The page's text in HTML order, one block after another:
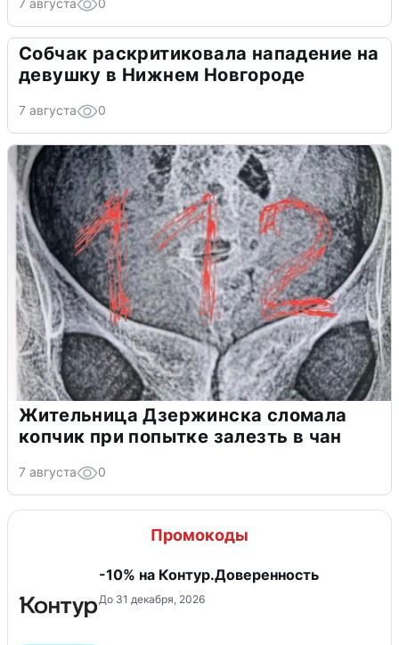
7 августа 0
Собчак раскритиковала нападение на
девушку в Нижнем Новгороде
7 августа 0
Жительница Дзержинска сломала
копчик при попытке залезть в чан
7 августа 0
Промокоды
-10% на Контур.Доверенность
До 31 декабря, 2026